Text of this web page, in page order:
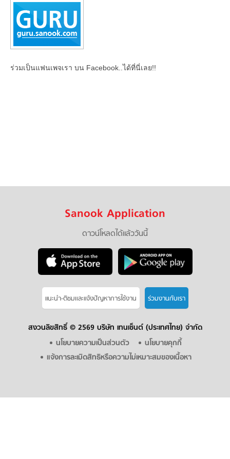
ร่วมเป็นแฟนเพจเรา บน Facebook..ได้ที่นี่เลย!!
Sanook Application
ดาวน์โหลดได้แล้ววันนี้
แนะนำ-ติชมเเละแจ้งปัญหาการใช้งาน ร่วมงานกับเรา
สงวนลิขสิทธิ์ © 2569 บริษัท เทนเซ็นต์ (ประเทศไทย) จำกัด
นโยบายความเป็นส่วนตัว
นโยบายคุกกี้
แจ้งการละเมิดสิทธิหรือความไม่เหมาะสมของเนื้อหา